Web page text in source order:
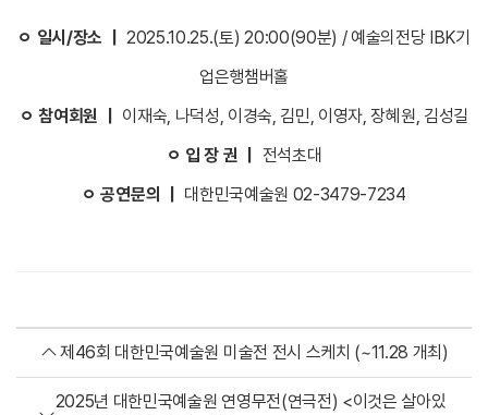
ㅇ 일시/장소 ｜
2025.10.25.(토) 20:00(90분) / 예술의전당 IBK기
업은행챔버홀
ㅇ 참여회원 ｜
이재숙, 나덕성, 이경숙, 김민, 이영자, 장혜원, 김성길
ㅇ 입 장 권 ｜
전석초대
ㅇ 공연문의 ｜
대한민국예술원 02-3479-7234
제46회 대한민국예술원 미술전 전시 스케치 (~11.28 개최)
2025년 대한민국예술원 연영무전(연극전) <이것은 살아있